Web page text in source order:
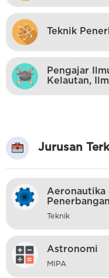
Teknik
Pengajar
Kelautan,
Jurusan
Aeronautika
Teknik
Astronomi
MIPA